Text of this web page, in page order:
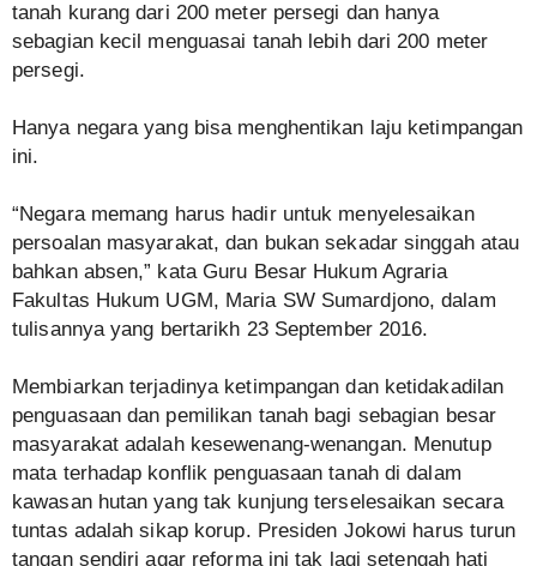
tanah kurang dari 200 meter persegi dan hanya
sebagian kecil menguasai tanah lebih dari 200 meter
persegi.
Hanya negara yang bisa menghentikan laju ketimpangan
ini.
“Negara memang harus hadir untuk menyelesaikan
persoalan masyarakat, dan bukan sekadar singgah atau
bahkan absen,” kata Guru Besar Hukum Agraria
Fakultas Hukum UGM, Maria SW Sumardjono, dalam
tulisannya yang bertarikh 23 September 2016.
Membiarkan terjadinya ketimpangan dan ketidakadilan
penguasaan dan pemilikan tanah bagi sebagian besar
masyarakat adalah kesewenang-wenangan. Menutup
mata terhadap konflik penguasaan tanah di dalam
kawasan hutan yang tak kunjung terselesaikan secara
tuntas adalah sikap korup. Presiden Jokowi harus turun
tangan sendiri agar reforma ini tak lagi setengah hati